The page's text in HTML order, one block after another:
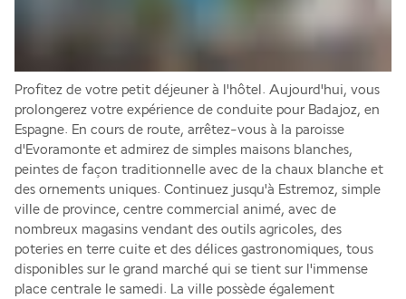
Profitez de votre petit déjeuner à l'hôtel. Aujourd'hui, vous
prolongerez votre expérience de conduite pour Badajoz, en
Espagne. En cours de route, arrêtez-vous à la paroisse
d'Evoramonte et admirez de simples maisons blanches,
peintes de façon traditionnelle avec de la chaux blanche et
des ornements uniques. Continuez jusqu'à Estremoz, simple
ville de province, centre commercial animé, avec de
nombreux magasins vendant des outils agricoles, des
poteries en terre cuite et des délices gastronomiques, tous
disponibles sur le grand marché qui se tient sur l'immense
place centrale le samedi. La ville possède également